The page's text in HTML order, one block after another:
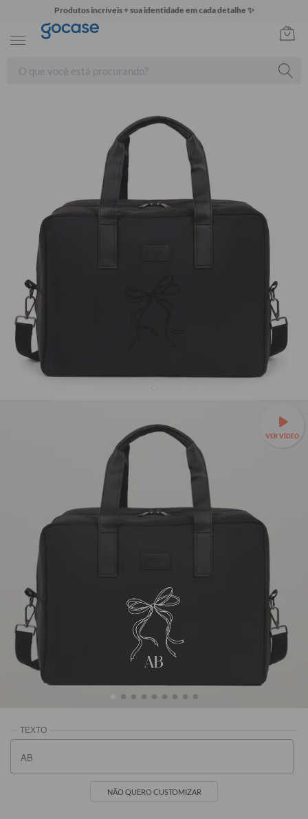
Produtos incríveis + sua identidade em cada detalhe ✨
VER VÍDEO
AB
Bolsa Joy Pro - Laço Minimalista
R$379,90
✈️Leve, prática e feita para embarcar com você —
Bolsa Joy a
partir de R$279,90 + Mimo!
🌟Organização interna para cada
item da viagem.
R$299,90
Rosa
R$319,90 R$319,90
Vinho
R$319,90
NÃO QUERO CUSTOMIZAR